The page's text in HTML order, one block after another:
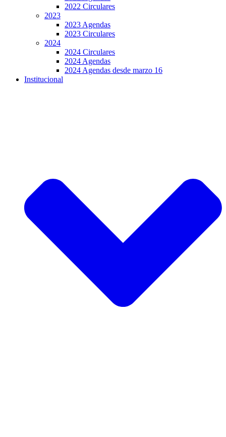
2022 Circulares
2023
2023 Agendas
2023 Circulares
2024
2024 Circulares
2024 Agendas
2024 Agendas desde marzo 16
Institucional